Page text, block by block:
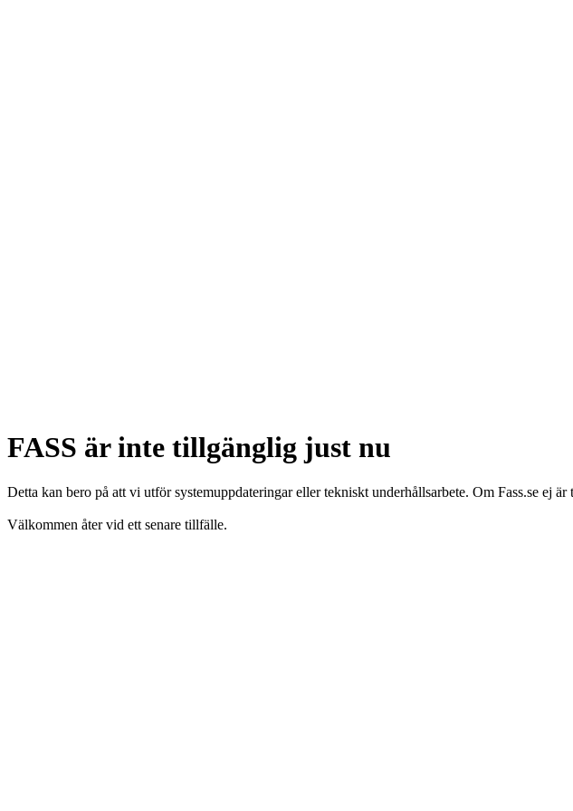
FASS är inte tillgänglig just nu
Detta kan bero på att vi utför systemuppdateringar eller tekniskt underhållsarbete. Om Fass.se ej
Välkommen åter vid ett senare tillfälle.